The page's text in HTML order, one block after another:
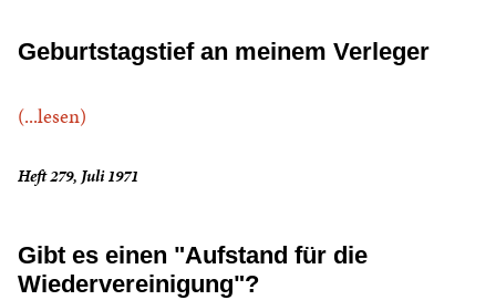
Geburtstagstief an meinem Verleger
(...lesen)
Heft 279, Juli 1971
Gibt es einen "Aufstand für die
Wiedervereinigung"?